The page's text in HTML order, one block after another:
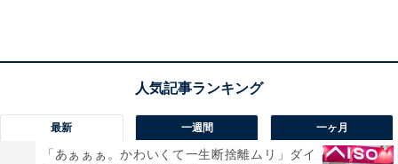
房としての機能に絞った潔い設計の一台をお探しの人に
は、おすすめの商品といえそうです。
最新 一週間 一ヶ月
「あぁぁぁ。かわいくて一生断捨離ムリ」ダイ